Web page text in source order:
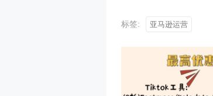
标签: 亚马逊运营